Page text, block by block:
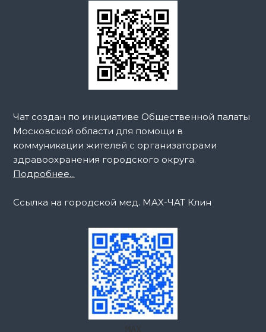
Чат создан по инициативе Общественной палаты
Московской области для помощи в
коммуникации жителей с организаторами
здравоохранения городского округа.
Подробнее...
Ссылка на городской мед. MAX-ЧАТ Клин